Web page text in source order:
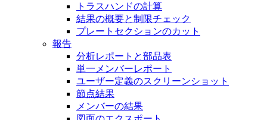
トラスハンドの計算
結果の概要と制限チェック
プレートセクションのカット
報告
分析レポートと部品表
単一メンバーレポート
ユーザー定義のスクリーンショット
節点結果
メンバーの結果